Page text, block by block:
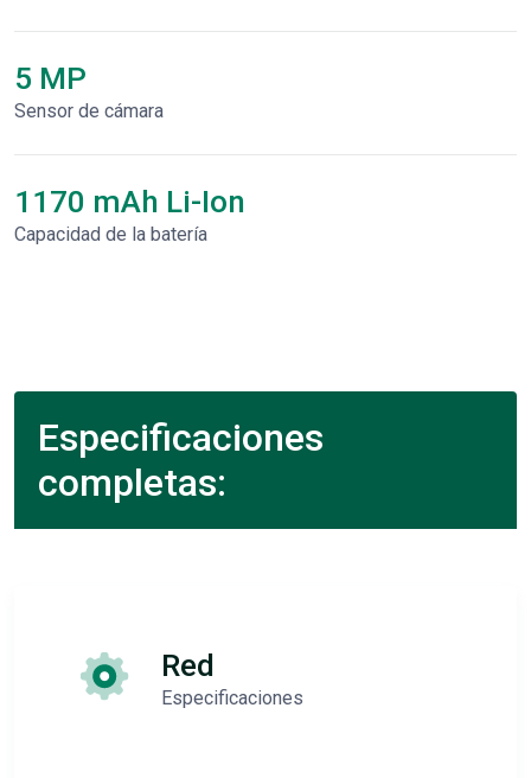
5 MP
Sensor de cámara
1170 mAh Li-Ion
Capacidad de la batería
Especificaciones
completas:
Red
Especificaciones